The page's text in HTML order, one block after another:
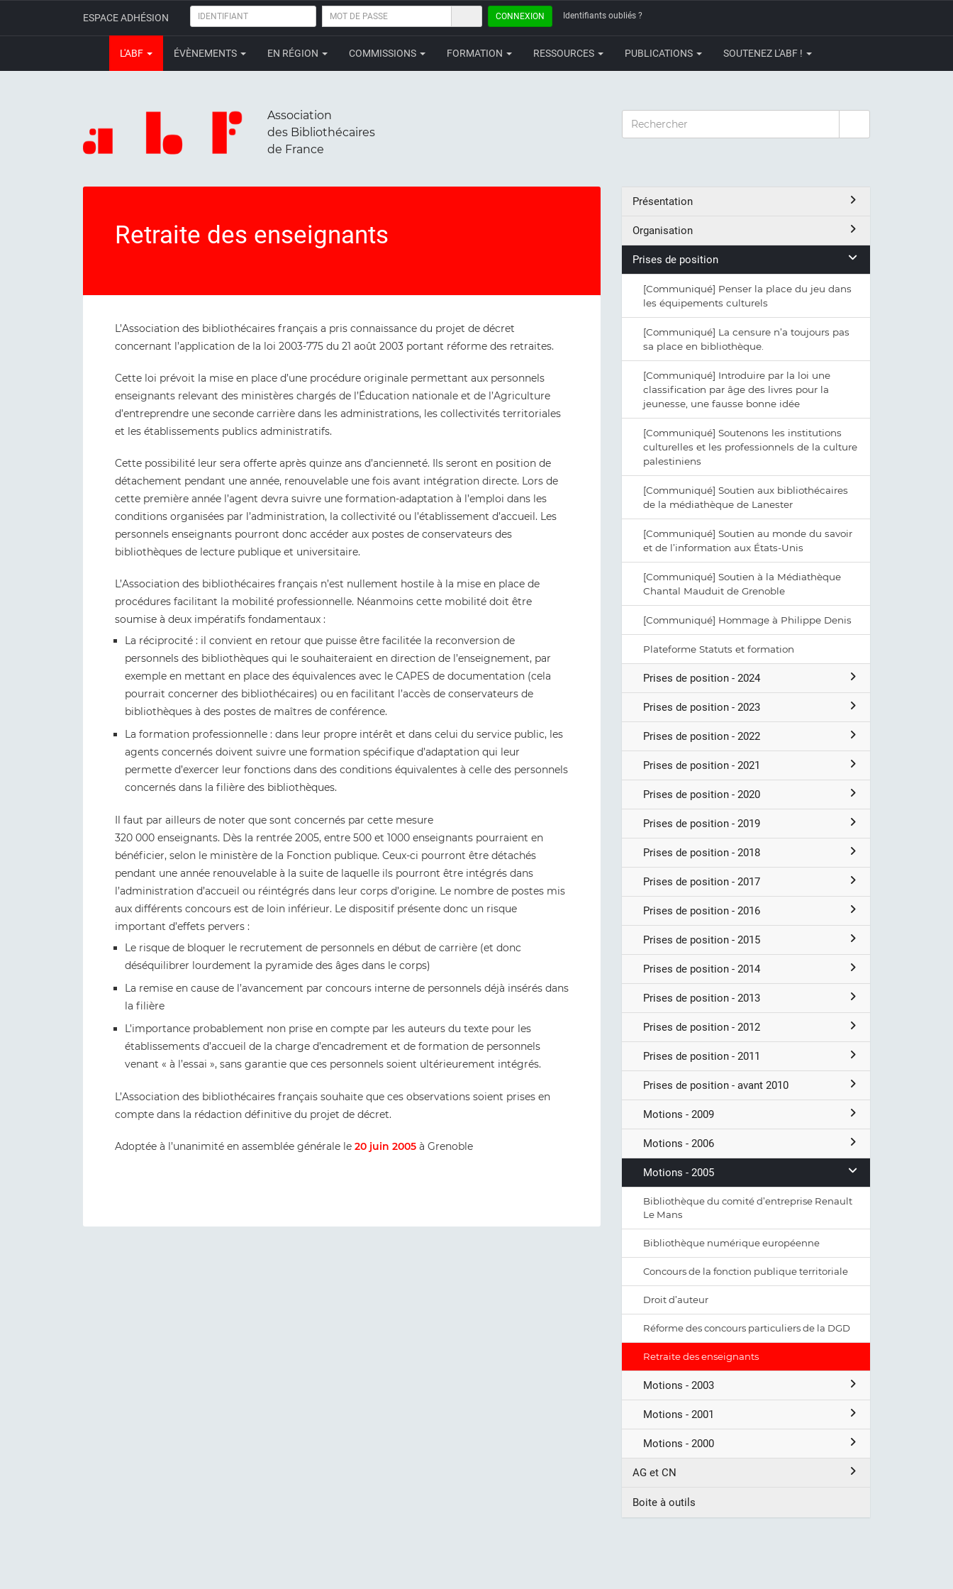
ESPACE ADHÉSION IDENTIFIANT
MOT
PASSE
CONNEXION Identifiants oubliés ?
L'ABF ÉVÈNEMENTS EN RÉGION COMMISSIONS FORMATION RESSOURCES PUBLICATIONS SOUTENEZ L'ABF !
Association
des Bibliothécaires
de France
RECHERCHER
Retraite des enseignants
L’Association des bibliothécaires français a pris connaissance du projet de décret
concernant l’application de la loi 2003-775 du 21 août 2003 portant réforme des retraites.
Cette loi prévoit la mise en place d’une procédure originale permettant aux personnels
enseignants relevant des ministères chargés de l’Éducation nationale et de l’Agriculture
d’entreprendre une seconde carrière dans les administrations, les collectivités territoriales
et les établissements publics administratifs.
Cette possibilité leur sera offerte après quinze ans d’ancienneté. Ils seront en position de
détachement pendant une année, renouvelable une fois avant intégration directe. Lors de
cette première année l’agent devra suivre une formation-adaptation à l’emploi dans les
conditions organisées par l’administration, la collectivité ou l’établissement d’accueil. Les
personnels enseignants pourront donc accéder aux postes de conservateurs des
bibliothèques de lecture publique et universitaire.
L’Association des bibliothécaires français n’est nullement hostile à la mise en place de
procédures facilitant la mobilité professionnelle. Néanmoins cette mobilité doit être
soumise à deux impératifs fondamentaux :
La réciprocité : il convient en retour que puisse être facilitée la reconversion de
personnels des bibliothèques qui le souhaiteraient en direction de l’enseignement, par
exemple en mettant en place des équivalences avec le CAPES de documentation (cela
pourrait concerner des bibliothécaires) ou en facilitant l’accès de conservateurs de
bibliothèques à des postes de maîtres de conférence.
La formation professionnelle : dans leur propre intérêt et dans celui du service public, les
agents concernés doivent suivre une formation spécifique d’adaptation qui leur
permette d’exercer leur fonctions dans des conditions équivalentes à celle des personnels
concernés dans la filière des bibliothèques.
Il faut par ailleurs de noter que sont concernés par cette mesure
320 000 enseignants. Dès la rentrée 2005, entre 500 et 1000 enseignants pourraient en
bénéficier, selon le ministère de la Fonction publique. Ceux-ci pourront être détachés
pendant une année renouvelable à la suite de laquelle ils pourront être intégrés dans
l’administration d’accueil ou réintégrés dans leur corps d’origine. Le nombre de postes mis
aux différents concours est de loin inférieur. Le dispositif présente donc un risque
important d’effets pervers :
Le risque de bloquer le recrutement de personnels en début de carrière (et donc
déséquilibrer lourdement la pyramide des âges dans le corps)
La remise en cause de l’avancement par concours interne de personnels déjà insérés dans
la filière
L’importance probablement non prise en compte par les auteurs du texte pour les
établissements d’accueil de la charge d’encadrement et de formation de personnels
venant « à l’essai », sans garantie que ces personnels soient ultérieurement intégrés.
L’Association des bibliothécaires français souhaite que ces observations soient prises en
compte dans la rédaction définitive du projet de décret.
Adoptée à l’unanimité en assemblée générale le 20 juin 2005 à Grenoble
Présentation
Organisation
Prises de position
[Communiqué] Penser la place du jeu dans
les équipements culturels
[Communiqué] La censure n’a toujours pas
sa place en bibliothèque.
[Communiqué] Introduire par la loi une
classification par âge des livres pour la
jeunesse, une fausse bonne idée
[Communiqué] Soutenons les institutions
culturelles et les professionnels de la culture
palestiniens
[Communiqué] Soutien aux bibliothécaires
de la médiathèque de Lanester
[Communiqué] Soutien au monde du savoir
et de l’information aux États-Unis
[Communiqué] Soutien à la Médiathèque
Chantal Mauduit de Grenoble
[Communiqué] Hommage à Philippe Denis
Plateforme Statuts et formation
Prises de position - 2024
Prises de position - 2023
Prises de position - 2022
Prises de position - 2021
Prises de position - 2020
Prises de position - 2019
Prises de position - 2018
Prises de position - 2017
Prises de position - 2016
Prises de position - 2015
Prises de position - 2014
Prises de position - 2013
Prises de position - 2012
Prises de position - 2011
Prises de position - avant 2010
Motions - 2009
Motions - 2006
Motions - 2005
Bibliothèque du comité d’entreprise Renault
Le Mans
Bibliothèque numérique européenne
Concours de la fonction publique territoriale
Droit d’auteur
Réforme des concours particuliers de la DGD
Retraite des enseignants
Motions - 2003
Motions - 2001
Motions - 2000
AG et CN
Boite à outils